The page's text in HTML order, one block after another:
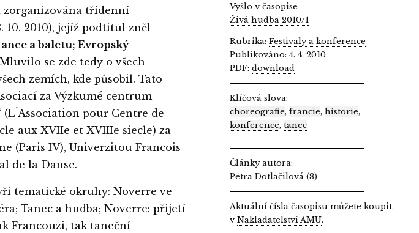
zorganizována třídenní
10. 2010), jejíž podtitul zněl
a baletu; Evropský
se zde tedy o všech
zemích, kde působil. Tato
za Výzkumé centrum
(L´Association pour Centre de
aux XVIIe et XVIIIe siecle) za
(Paris IV), Univerzitou Francois
de la Danse.
tematické okruhy: Noverre ve
Tanec a hudba; Noverre: přijetí
Francouzi, tak taneční
Vyšlo v časopise
Živá hudba 2010/1
Rubrika:Festivaly a konference
Publikováno: 4. 4. 2010
PDF:download
Klíčová slova:
choreografie,francie,historie,
konference, tanec
Články autora:
Petra Dotlačilová (8)
Aktuální čísla časopisu můžete koupit
vNakladatelství AMU.